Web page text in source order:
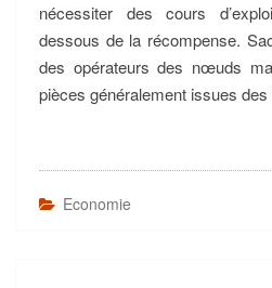
nécessiter des cours
dessous de la récompense.
des opérateurs des nœuds
pièces généralement issues
Economie